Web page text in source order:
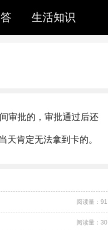
生活知识
审批的，审批通过后还
天肯定无法拿到卡的。
阅读量：91
阅读量：30